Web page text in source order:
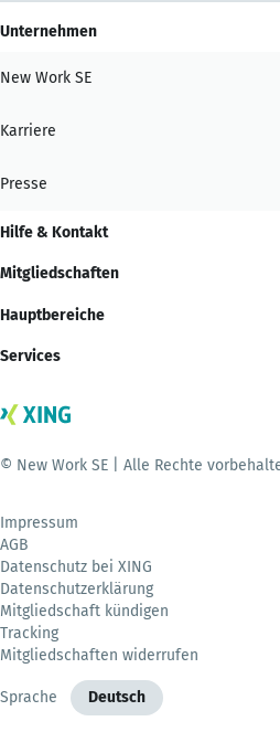
Unternehmen
New Work SE
Karriere
Presse
Hilfe & Kontakt
Mitgliedschaften
Hauptbereiche
Services
© New Work SE | Alle Rechte
Impressum
AGB
Datenschutz bei XING
Datenschutzerklärung
Mitgliedschaft kündigen
Tracking
Mitgliedschaften widerrufen
Sprache Deutsch